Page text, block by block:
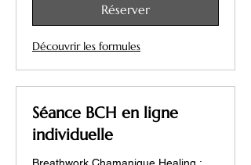
Réserver
Découvrir les formules
Séance BCH en ligne
individuelle
Breathwork Chamanique Healing :